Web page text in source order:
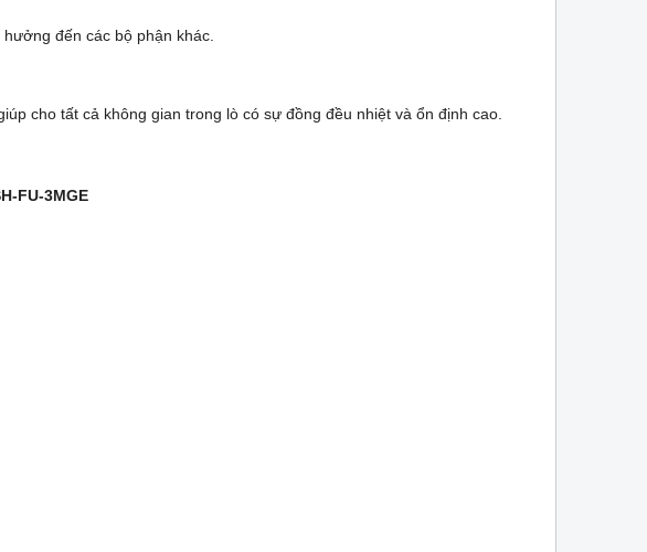
đến các bộ phận khác.
cho tất cả không gian trong lò có sự đồng đều nhiệt và ổn định cao.
FU-3MGE